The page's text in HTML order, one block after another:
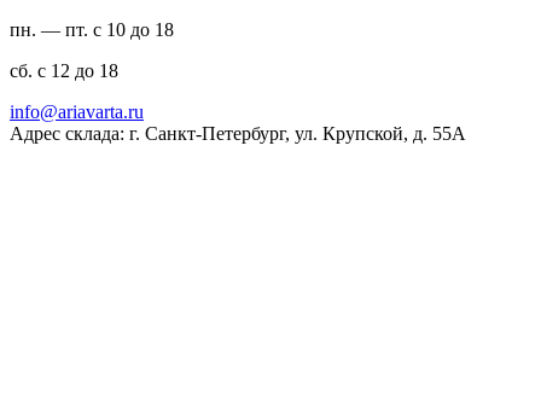
пн. — пт. с 10 до 18
сб. с 12 до 18
ur.atravaira@ofni
Адрес склада: г. Санкт-Петербург, ул. Крупской, д. 55А